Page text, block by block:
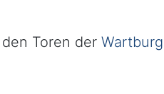
Toren der